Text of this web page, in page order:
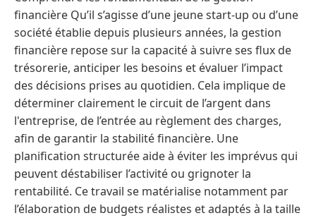
financière Qu’il s’agisse d’une jeune start-up ou d’une
société établie depuis plusieurs années, la gestion
financière repose sur la capacité à suivre ses flux de
trésorerie, anticiper les besoins et évaluer l’impact
des décisions prises au quotidien. Cela implique de
déterminer clairement le circuit de l’argent dans
l'entreprise, de l’entrée au règlement des charges,
afin de garantir la stabilité financière. Une
planification structurée aide à éviter les imprévus qui
peuvent déstabiliser l’activité ou grignoter la
rentabilité. Ce travail se matérialise notamment par
l’élaboration de budgets réalistes et adaptés à la taille